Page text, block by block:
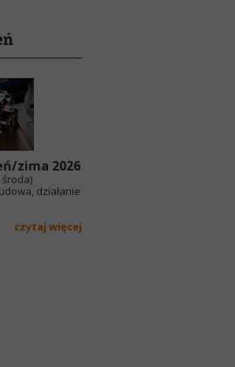
zima 2026
środa)
działanie
czytaj więcej